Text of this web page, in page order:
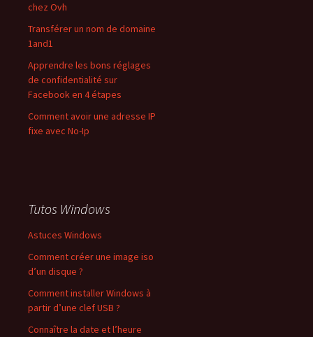
chez Ovh
Transférer un nom de domaine
1and1
Apprendre les bons réglages
de confidentialité sur
Facebook en 4 étapes
Comment avoir une adresse IP
fixe avec No-Ip
Tutos Windows
Astuces Windows
Comment créer une image iso
d’un disque ?
Comment installer Windows à
partir d’une clef USB ?
Connaître la date et l’heure